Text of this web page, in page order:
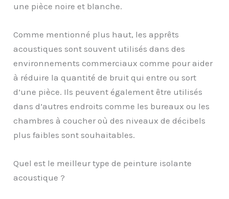
une pièce noire et blanche.
Comme mentionné plus haut, les apprêts
acoustiques sont souvent utilisés dans des
environnements commerciaux comme pour aider
à réduire la quantité de bruit qui entre ou sort
d’une pièce. Ils peuvent également être utilisés
dans d’autres endroits comme les bureaux ou les
chambres à coucher où des niveaux de décibels
plus faibles sont souhaitables.
Quel est le meilleur type de peinture isolante
acoustique ?